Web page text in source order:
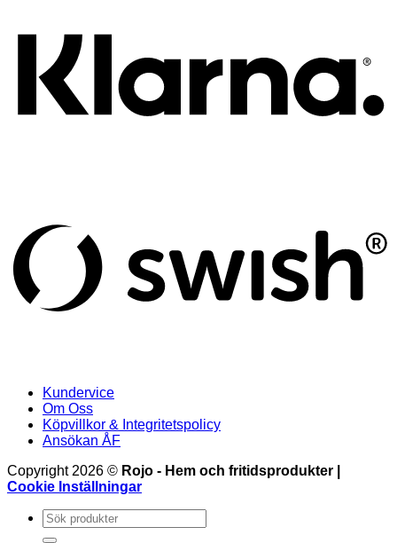
Kundervice
Om Oss
Köpvillkor & Integritetspolicy
Ansökan ÅF
Copyright 2026 © Rojo - Hem och fritidsprodukter |
Cookie Inställningar
Sök
efter: